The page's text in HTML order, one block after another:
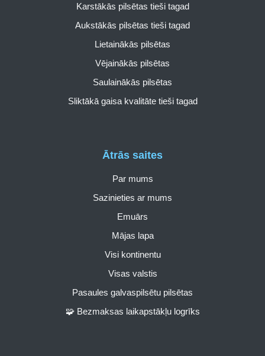
Ātrās saites
Par mums
Sazinieties ar mums
Emuārs
Mājas lapa
Visi kontinentu
Visas valstis
Pasaules galvaspilsētu pilsētas
🧩 Bezmaksas laikapstākļu logrīks
Karstākās pilsētas tieši tagad
Aukstākās pilsētas tieši tagad
Lietainākās pilsētas
Vējainākās pilsētas
Saulainākās pilsētas
Sliktākā gaisa kvalitāte tieši tagad